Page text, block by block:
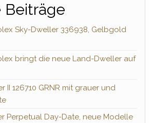
Beiträge
Sky-Dweller 336938, Gelbgold
bringt die neue Land-Dweller auf
II 126710 GRNR mit grauer und
Perpetual Day-Date, neue Modelle